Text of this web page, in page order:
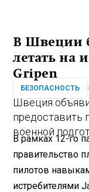
В Швеции
летать на
Gripen
БЕЗОПАСНОСТЬ
Швеция
предоставить
военной
В рамках 12-го
правительство
пилотов
истребителями